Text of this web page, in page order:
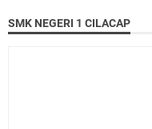
SMK NEGERI 1 CILACAP